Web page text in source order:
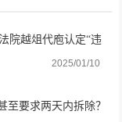
院越俎代庖认定“违
2025/01/10
至要求两天内拆除？